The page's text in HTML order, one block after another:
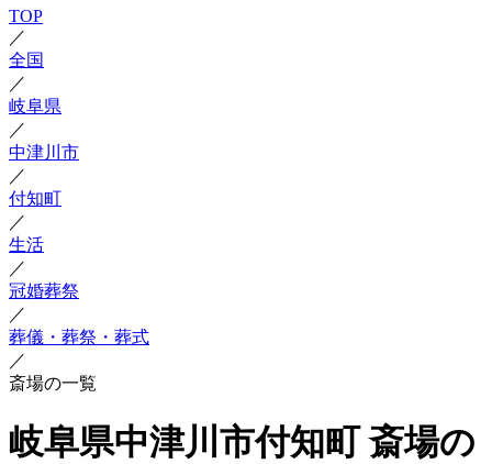
TOP
／
全国
／
岐阜県
／
中津川市
／
付知町
／
生活
／
冠婚葬祭
／
葬儀・葬祭・葬式
／
斎場の一覧
岐阜県中津川市付知町 斎場の